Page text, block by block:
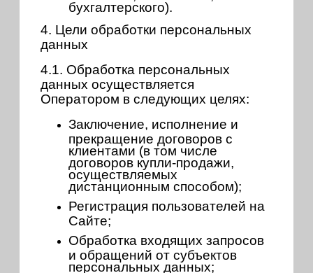
бухгалтерского).
4. Цели обработки персональных
данных
4.1. Обработка персональных
данных осуществляется
Оператором в следующих целях:
Заключение, исполнение и
прекращение договоров с
клиентами (в том числе
договоров купли-продажи,
осуществляемых
дистанционным способом);
Регистрация пользователей на
Сайте;
Обработка входящих запросов
и обращений от субъектов
персональных данных;